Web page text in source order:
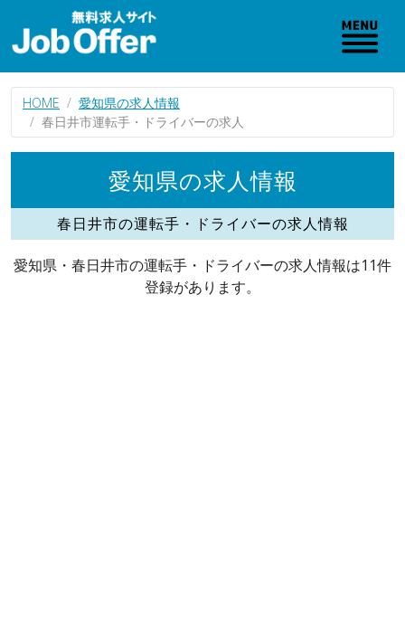
HOME
愛知県の求人情報
春日井市運転手・ドライバーの求人
愛知県の求人情報
春日井市の運転手・ドライバーの求人情報
愛知県・春日井市の運転手・ドライバーの求人情報は11件
登録があります。